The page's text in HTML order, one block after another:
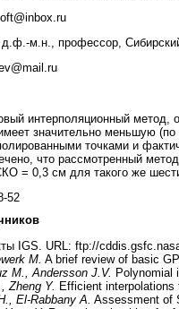
м.н., профессор,
интерполяционный метод,
значительно меньшую
точками и
что рассмотренный
= 0,3 см для такого же
52
IGS. URL: ftp://
M. A brief review of basic
M., Andersson J.V. Polynomial
Zheng Y. Efficient
El-Rabbany A. Assessment of